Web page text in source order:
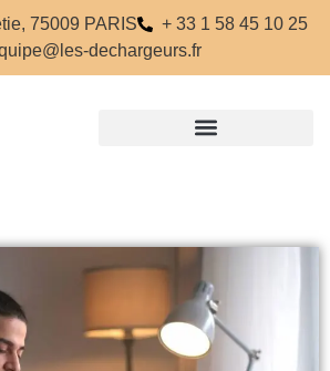
75009 PARIS
+ 33 1 58 45 10 25
dechargeurs.fr